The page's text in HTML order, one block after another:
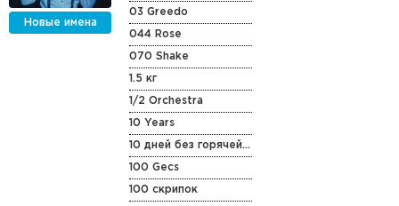
Новые имена
03 Greedo
044 Rose
070 Shake
1.5 кг
1/2 Orchestra
10 Years
10 дней без горячей воды
100 Gecs
100 скрипок